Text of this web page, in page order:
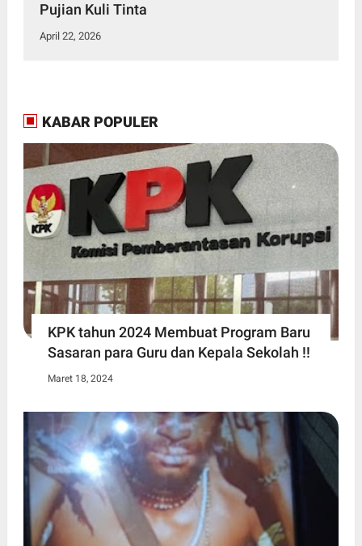
Pujian Kuli Tinta
April 22, 2026
KABAR POPULER
KPK tahun 2024 Membuat Program Baru
Sasaran para Guru dan Kepala Sekolah !!
Maret 18, 2024